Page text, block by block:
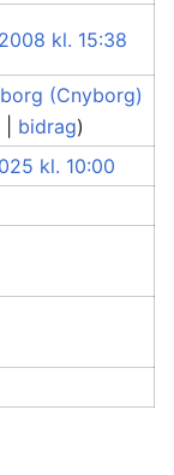
kl. 15:38
(Cnyborg)
bidrag)
kl. 10:00